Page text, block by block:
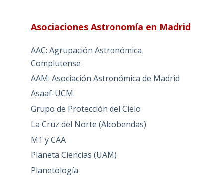
Asociaciones Astronomía en Madrid
AAC: Agrupación Astronómica
Complutense
AAM: Asociación Astronómica de Madrid
Asaaf-UCM.
Grupo de Protección del Cielo
La Cruz del Norte (Alcobendas)
M1 y CAA
Planeta Ciencias (UAM)
Planetología